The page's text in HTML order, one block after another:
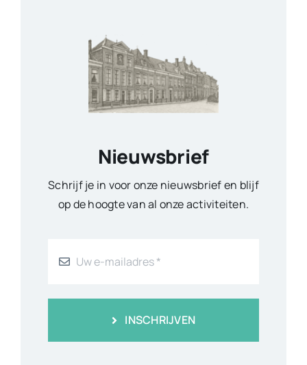
Nieuwsbrief
Schrijf je in voor onze nieuwsbrief en blijf
op de hoogte van al onze activiteiten.
INSCHRIJVEN